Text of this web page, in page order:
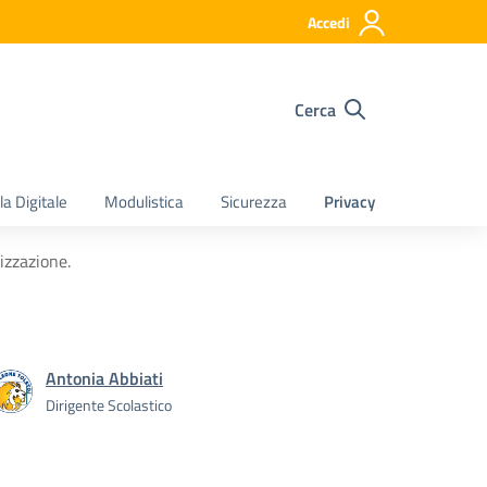
Accedi
Cerca
Digitale Modulistica Sicurezza Privacy
Antonia Abbiati
Dirigente Scolastico